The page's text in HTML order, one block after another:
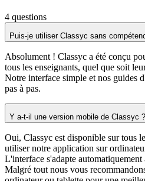
4 questions
Puis-je utiliser Classyc sans
Absolument ! Classyc a été conçu
tous les enseignants, quel que soit
Notre interface simple et nos guides
pas à pas.
Y a-t-il une version mobile de Classyc ?
Oui, Classyc est disponible sur tous
utiliser notre application sur
L'interface s'adapte
Malgré tout nous vous